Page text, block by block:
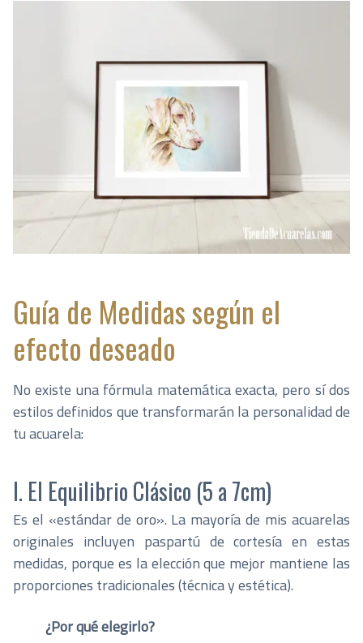
Guía de Medidas según el
efecto deseado
No existe una fórmula matemática exacta, pero sí dos
estilos definidos que transformarán la personalidad de
tu acuarela:
I. El Equilibrio Clásico (5 a 7cm)
Es el «estándar de oro». La mayoría de mis acuarelas
originales incluyen paspartú de cortesía en estas
medidas, porque es la elección que mejor mantiene las
proporciones tradicionales (técnica y estética).
¿Por qué elegirlo?